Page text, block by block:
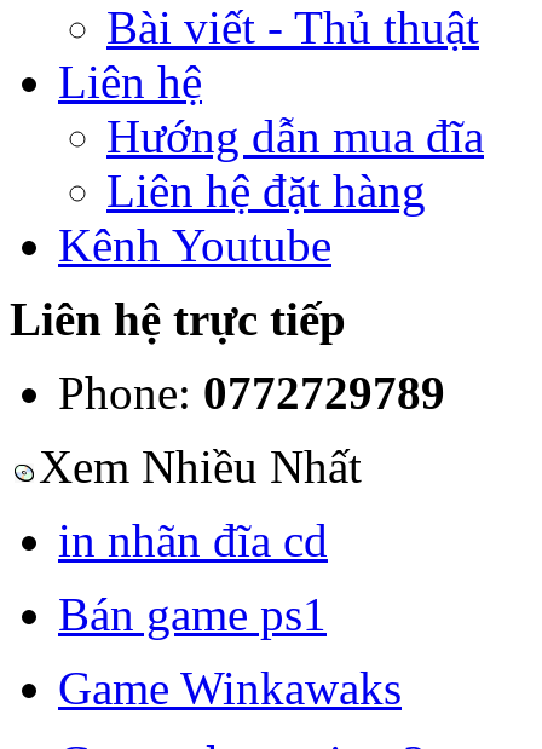
Bài viết - Thủ thuật
Liên hệ
Hướng dẫn mua đĩa
Liên hệ đặt hàng
Kênh Youtube
Liên hệ trực tiếp
Phone: 0772729789
Xem Nhiều Nhất
in nhãn đĩa cd
Bán game ps1
Game Winkawaks